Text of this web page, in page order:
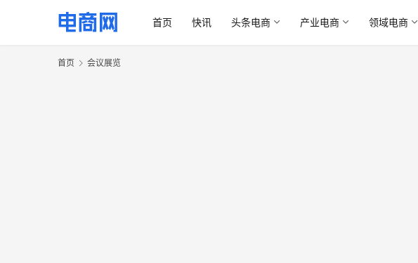
首页 快讯 头条电商 产业电商 领域电商
首页 会议展览